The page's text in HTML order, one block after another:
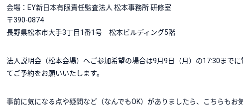
会場：EY新日本有限責任監査法人 松本事務所 研修室
〒390-0874
長野県松本市大手3丁目1番1号 松本ビルディング5階
法人説明会（松本会場）へご参加希望の場合は9月9日（月）の17:30まで
てご予約をお願いいたします。
事前に気になる点や疑問など（なんでもOK）がありましたら、こちらもお